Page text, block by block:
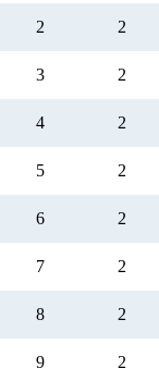
2 2
3 2
4 2
5 2
6 2
7 2
8 2
9 2